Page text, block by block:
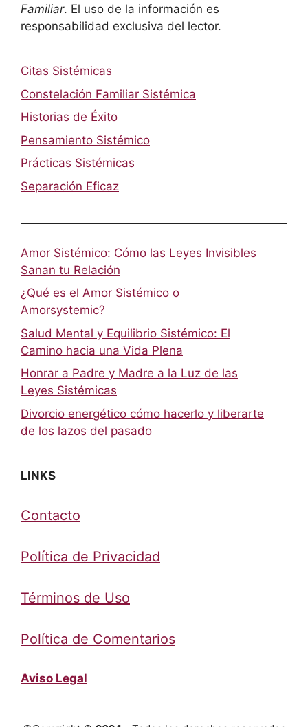
Familiar. El uso de la información es
responsabilidad exclusiva del lector.
Citas Sistémicas
Constelación Familiar Sistémica
Historias de Éxito
Pensamiento Sistémico
Prácticas Sistémicas
Separación Eficaz
Amor Sistémico: Cómo las Leyes Invisibles
Sanan tu Relación
¿Qué es el Amor Sistémico o
Amorsystemic?
Salud Mental y Equilibrio Sistémico: El
Camino hacia una Vida Plena
Honrar a Padre y Madre a la Luz de las
Leyes Sistémicas
Divorcio energético cómo hacerlo y liberarte
de los lazos del pasado
LINKS
Contacto
Política de Privacidad
Términos de Uso
Política de Comentarios
Aviso Legal